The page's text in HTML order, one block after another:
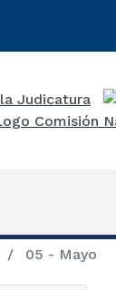
05 - Mayo